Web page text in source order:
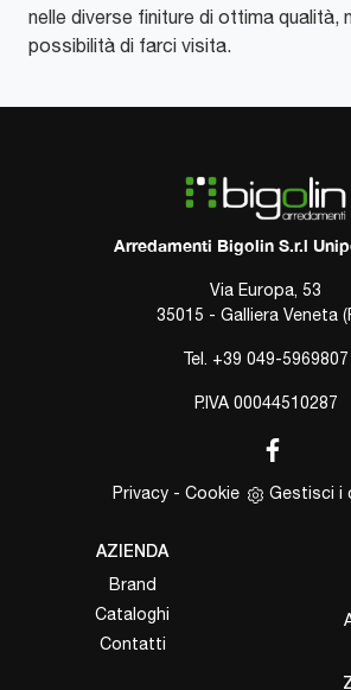
nelle diverse finiture di ottima qualità,
possibilità di farci visita.
Arredamenti Bigolin S.r.l
Via Europa, 53
35015 - Galliera Veneta
Tel. +39 049-5969807
P.IVA 00044510287
Privacy - Cookie Gestisci i
AZIENDA
Brand
Cataloghi
Contatti